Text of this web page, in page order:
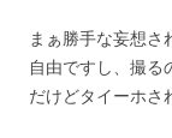
まぁ勝手な妄想さ
自由ですし、撮る
だけどタイーホさ